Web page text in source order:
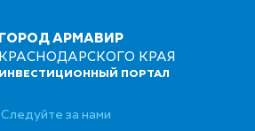
ГОРОД АРМАВИР
КРАСНОДАРСКОГО КРАЯ
ИНВЕСТИЦИОННЫЙ ПОРТАЛ
Следуйте за нами